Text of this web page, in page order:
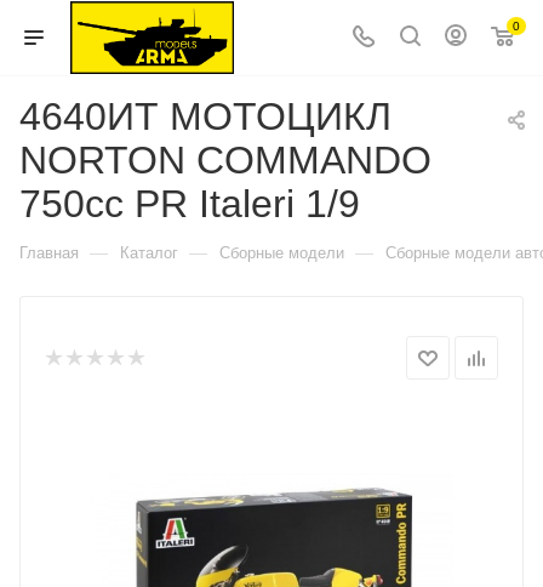
0
4640ИТ МОТОЦИКЛ
NORTON COMMANDO
750cc PR Italeri 1/9
Главная — Каталог — Сборные модели — Сборные модели